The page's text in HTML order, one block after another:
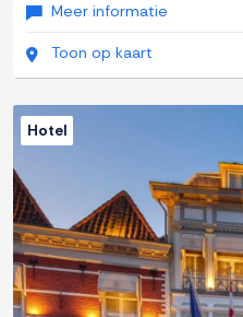
Meer informatie
Toon op kaart
Hotel